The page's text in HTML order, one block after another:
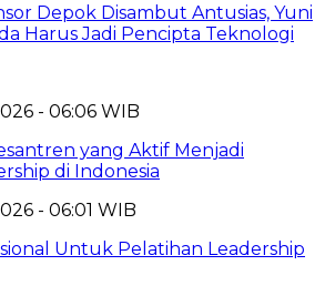
Depok Disambut Antusias, Yuni
Harus Jadi Pencipta Teknologi
- 06:06 WIB
yang Aktif Menjadi
di Indonesia
- 06:01 WIB
Untuk Pelatihan Leadership